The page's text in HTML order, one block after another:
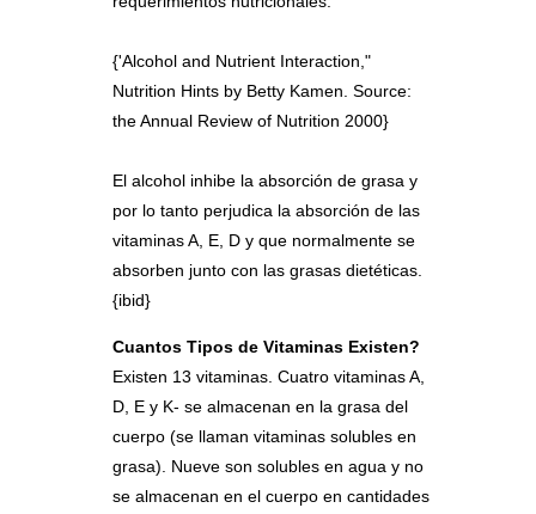
{'Alcohol and Nutrient Interaction,"
Nutrition Hints by Betty Kamen. Source:
the Annual Review of Nutrition 2000}
El alcohol inhibe la absorción de grasa y
por lo tanto perjudica la absorción de las
vitaminas A, E, D y que normalmente se
absorben junto con las grasas dietéticas.
{ibid}
Cuantos Tipos de Vitaminas Existen?
Existen 13 vitaminas. Cuatro vitaminas A,
D, E y K- se almacenan en la grasa del
cuerpo (se llaman vitaminas solubles en
grasa). Nueve son solubles en agua y no
se almacenan en el cuerpo en cantidades